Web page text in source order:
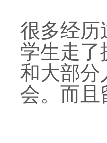
很多经历
学生走了
和大部分
会。而且